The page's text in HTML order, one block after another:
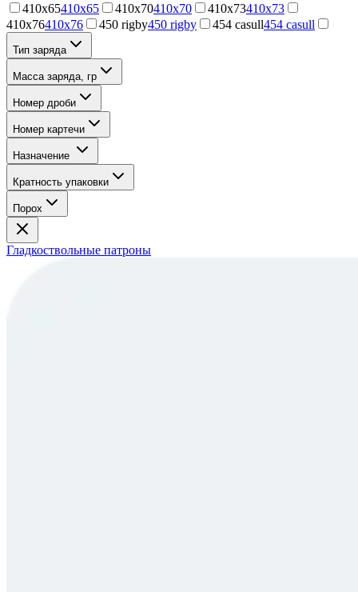
410x65410x65 410x70410x70 410x73410x73
410x76410x76 450 rigby450 rigby 454 casull454 casull
Тип заряда
Масса заряда, гр
Номер дроби
Номер картечи
Назначение
Кратность упаковки
Порох
Гладкоствольные патроны